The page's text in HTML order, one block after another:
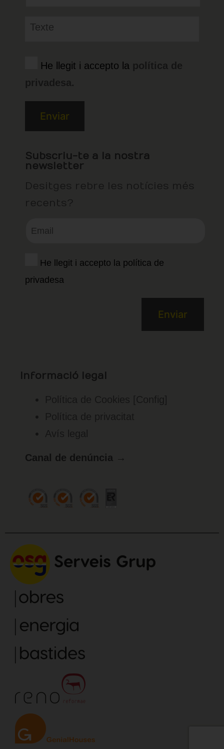
He llegit i accepto la
Subscriu-te a la nostra
newsletter
He llegit i accepto la política de
privadesa
Informació legal
Canal de denúncia →